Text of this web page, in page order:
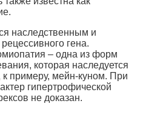
наследственным и
гена.
– одна из форм
которая наследуется
примеру, мейн-куном. При
гипертрофической
не доказан.